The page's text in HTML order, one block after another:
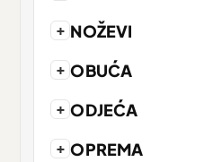
+ NOŽEVI
+ OBUĆA
+ ODJEĆA
+ OPREMA